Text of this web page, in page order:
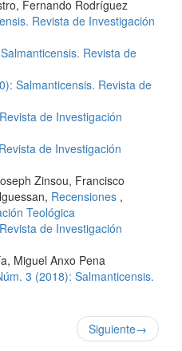
Fernando Rodríguez
Revista de Investigación
Revista de
Salmanticensis. Revista de
de Investigación
de Investigación
Zinsou, Francisco
Recensiones ,
Teológica
de Investigación
Miguel Anxo Pena
3 (2018): Salmanticensis.
Siguiente→